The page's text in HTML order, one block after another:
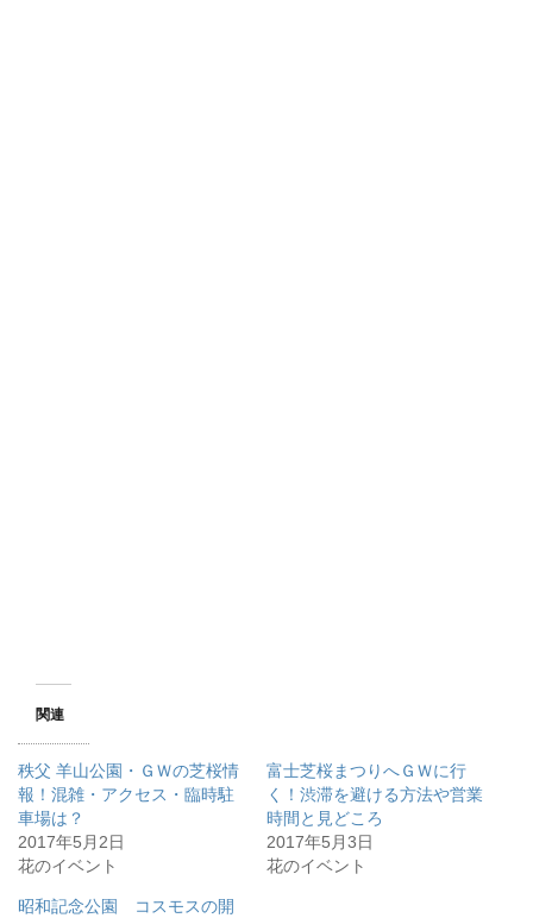
関連
秩父 羊山公園・ＧＷの芝桜情
報！混雑・アクセス・臨時駐
車場は？
2017年5月2日
花のイベント
富士芝桜まつりへＧＷに行
く！渋滞を避ける方法や営業
時間と見どころ
2017年5月3日
花のイベント
昭和記念公園 コスモスの開